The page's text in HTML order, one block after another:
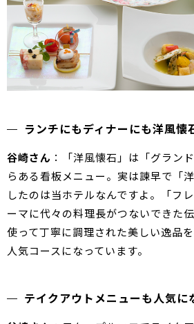
ランチにもディナーにも洋風懐
谷崎さん ：「洋風懐石」は「グラン
らある看板メニュー。実は諫早で「
したのは当ホテルなんですよ。「フ
ーマに代々の料理長がつないできた
使って丁寧に調理された美しい逸品
人気コースになっています。
テイクアウトメニューも人気に